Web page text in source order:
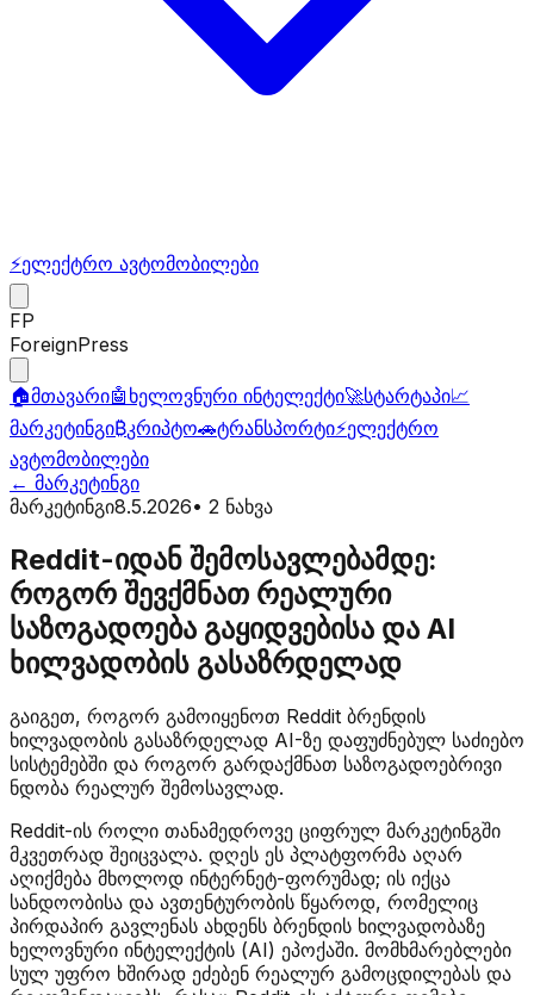
⚡ელექტრო ავტომობილები
FP
ForeignPress
🏠მთავარი🤖 ხელოვნური ინტელექტი🚀სტარტაპი📈
მარკეტინგი₿კრიპტო🚗ტრანსპორტი⚡ელექტრო
ავტომობილები
← მარკეტინგი
მარკეტინგი8.5.2026• 2 ნახვა
Reddit-იდან შემოსავლებამდე:
როგორ შევქმნათ რეალური
საზოგადოება გაყიდვებისა და AI
ხილვადობის გასაზრდელად
გაიგეთ, როგორ გამოიყენოთ Reddit ბრენდის
ხილვადობის გასაზრდელად AI-ზე დაფუძნებულ საძიებო
სისტემებში და როგორ გარდაქმნათ საზოგადოებრივი
ნდობა რეალურ შემოსავლად.
Reddit-ის როლი თანამედროვე ციფრულ მარკეტინგში
მკვეთრად შეიცვალა. დღეს ეს პლატფორმა აღარ
აღიქმება მხოლოდ ინტერნეტ-ფორუმად; ის იქცა
სანდოობისა და ავთენტურობის წყაროდ, რომელიც
პირდაპირ გავლენას ახდენს ბრენდის ხილვადობაზე
ხელოვნური ინტელექტის (AI) ეპოქაში. მომხმარებლები
სულ უფრო ხშირად ეძებენ რეალურ გამოცდილებას და